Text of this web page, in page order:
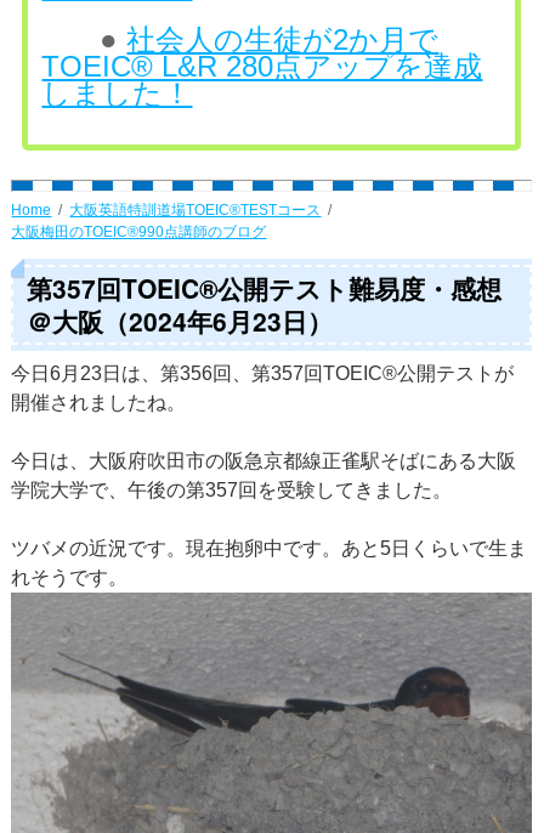
●社会人の生徒が2か月で
TOEIC® L&R 280点アップを達成
しました！
Home
大阪英語特訓道場TOEIC®TESTコース
大阪梅田のTOEIC®990点講師のブログ
第357回TOEIC®公開テスト難易度・感想
＠大阪（2024年6月23日）
今日6月23日は、第356回、第357回TOEIC®公開テストが
開催されましたね。
今日は、大阪府吹田市の阪急京都線正雀駅そばにある大阪
学院大学で、午後の第357回を受験してきました。
ツバメの近況です。現在抱卵中です。あと5日くらいで生ま
れそうです。